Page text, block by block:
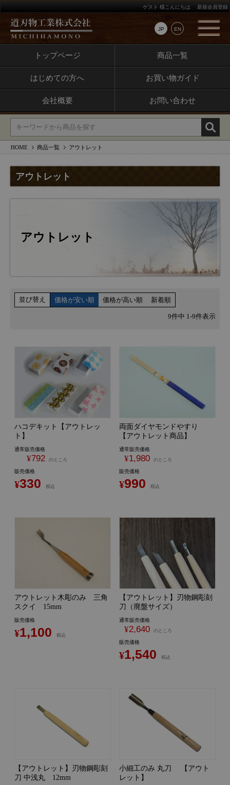
JP EN
ゲスト 様こんにちは 新規会員登録
トップページ 商品一覧
はじめての方へ お買い物ガイド
会社概要 お問い合わせ
HOME 商品一覧 アウトレット
アウトレット
アウトレット
並び替え 価格が安い順 価格が高い順 新着順
9件中 1 -9件表示
ハコデキット【アウトレッ
ト】
通常販売価格
¥792 のところ
販売価格
¥330 税込
両面ダイヤモンドやすり
【アウトレット商品】
通常販売価格
¥1,980 のところ
販売価格
¥990 税込
アウトレット木彫のみ 三角
スクイ 15mm
販売価格
¥1,100 税込
【アウトレット】刃物鋼彫刻
刀（廃盤サイズ）
通常販売価格
¥2,640 のところ
販売価格
¥1,540 税込
【アウトレット】刃物鋼彫刻
刀 中浅丸 12mm
小細工のみ 丸刀 【アウト
レット】